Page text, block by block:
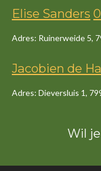
Elise Sanders
Adres: Ruinerweide 5,
Jacobien de
Adres: Dieversluis 1,
Wil